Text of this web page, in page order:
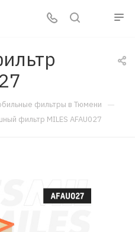
фильтры в Тюмени —
фильтр MILES AFAU027